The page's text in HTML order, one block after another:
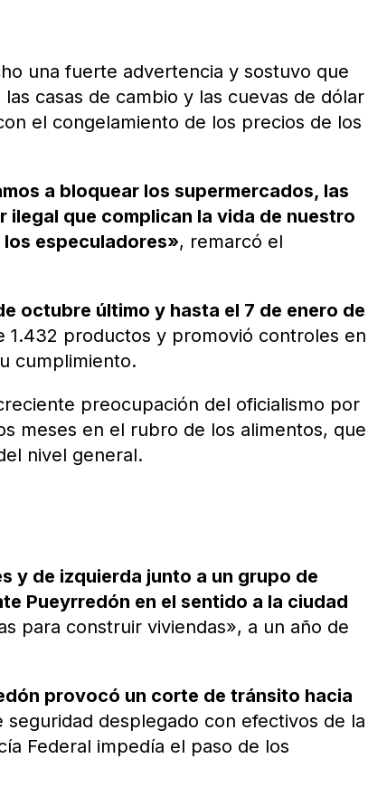
una fuerte advertencia y sostuvo que
casas de cambio y las cuevas de dólar
el congelamiento de los precios de los
a bloquear los supermercados, las
ilegal que complican la vida de nuestro
especuladores», remarcó el
octubre último y hasta el 7 de enero de
1.432 productos y promovió controles en
cumplimiento.
preocupación del oficialismo por
meses en el rubro de los alimentos, que
nivel general.
y de izquierda junto a un grupo de
Pueyrredón en el sentido a la ciudad
para construir viviendas», a un año de
provocó un corte de tránsito hacia
desplegado con efectivos de la
Federal impedía el paso de los